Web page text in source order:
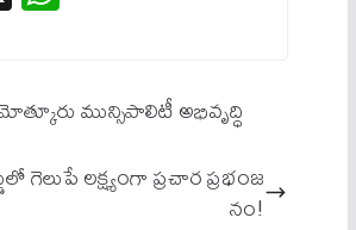
ha
Aమున్సిపాలిటీ అభివృద్ధి
గెలుపే లక్ష్యంగా ప్రచార ప్రభంజ
నం!